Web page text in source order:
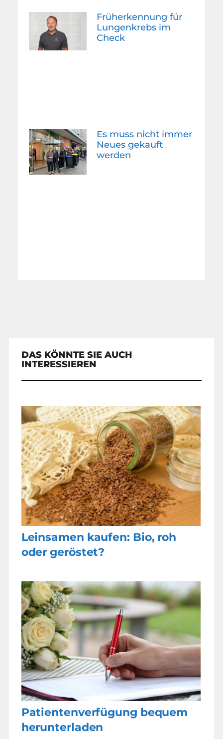
Früherkennung für
Lungenkrebs im
Check
Es muss nicht immer
Neues gekauft
werden
DAS KÖNNTE SIE AUCH
INTERESSIEREN
Leinsamen kaufen: Bio, roh
oder geröstet?
Patientenverfügung bequem
herunterladen